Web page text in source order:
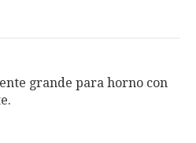
grande para horno con